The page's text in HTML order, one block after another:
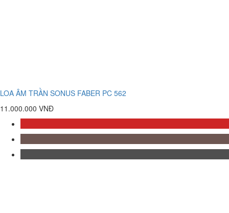
LOA ÂM TRẦN SONUS FABER PC 562
11.000.000 VNĐ